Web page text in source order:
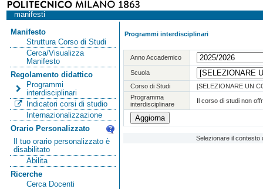
manifesti
Manifesto
Struttura Corso di Studi
Cerca/Visualizza
Manifesto
Regolamento didattico
Programmi
interdisciplinari
Indicatori corsi di studio
Internazionalizzazione
Orario Personalizzato
Il tuo orario personalizzato è
disabilitato
Abilita
Ricerche
Cerca Docenti
Programmi interdisciplinari
Anno Accademico
Scuola
Corso di Studi
[SELEZIONARE UN
Programma
interdisciplinare
Il corso di studi non
Selezionare il